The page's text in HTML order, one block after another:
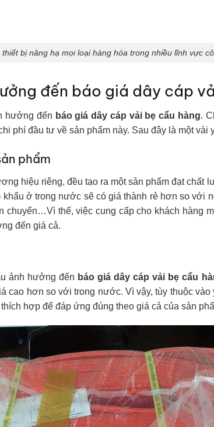
bị nâng hạ mọi loại hàng hóa trong nhiều lĩnh vực
đến báo giá dây cáp
hưởng đến báo giá dây cáp vải bẹ cẩu hàng.
phí đầu tư về sản phẩm này. Sau đây là một vài
phẩm
hiệu riêng, đều tạo ra một sản phẩm đạt chất
ở trong nước sẽ có giá thành rẻ hơn so với
chuyển…Vì thế, việc cung cấp cho khách hàng
đến giá cả.
ảnh hưởng đến báo giá dây cáp vải bẹ cẩu
cao hơn so với trong nước. Vì vậy, tùy thuộc vào
hợp để đáp ứng đúng theo giá cả của sản